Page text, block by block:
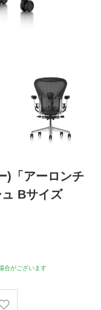
)「アーロンチ
Bサイズ
合がございます